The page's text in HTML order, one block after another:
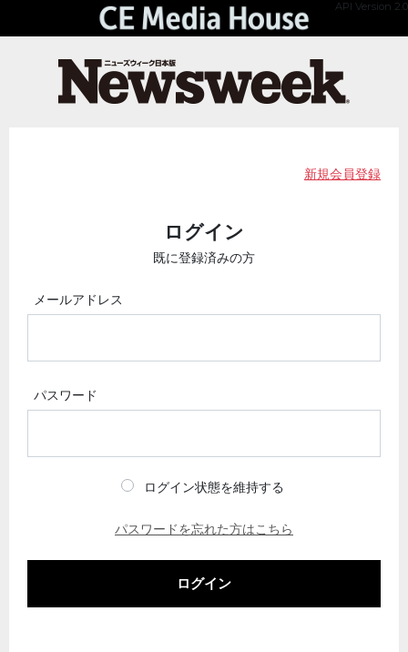
API Version 2.0
新規会員登録
ログイン
既に登録済みの方
メールアドレス
パスワード
ログイン状態を維持する
パスワードを忘れた方はこちら
ログイン